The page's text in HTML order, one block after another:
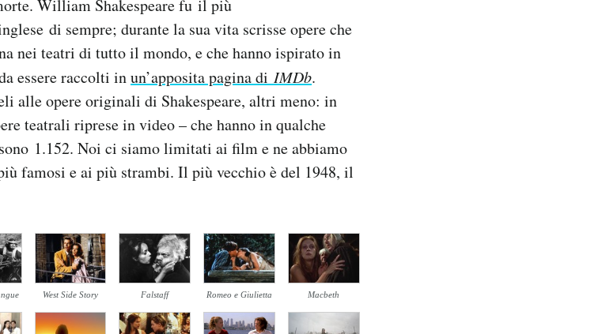
William Shakespeare fu il più
di sempre; durante la sua vita scrisse opere che
nei teatri di tutto il mondo, e che hanno ispirato in
essere raccolti inun’apposita pagina di IMDb.
alle opere originali di Shakespeare, altri meno: in
teatrali riprese in video – che hanno in qualche
1.152. Noi ci siamo limitati ai film e ne abbiamo
famosi e ai più strambi. Il più vecchio è del 1948, il
West Side Story Falstaff Romeo e Giulietta Macbeth